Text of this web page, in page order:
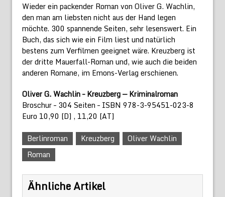
Wieder ein packender Roman von Oliver G. Wachlin,
den man am liebsten nicht aus der Hand legen
möchte. 300 spannende Seiten, sehr lesenswert. Ein
Buch, das sich wie ein Film liest und natürlich
bestens zum Verfilmen geeignet wäre. Kreuzberg ist
der dritte Mauerfall-Roman und, wie auch die beiden
anderen Romane, im Emons-Verlag erschienen.
Oliver G. Wachlin – Kreuzberg — Kriminalroman
Broschur – 304 Seiten – ISBN 978-3-95451-023-8
Euro 10,90 [D] , 11,20 [AT]
Berlinroman
Kreuzberg
Oliver Wachlin
Roman
Ähnliche Artikel